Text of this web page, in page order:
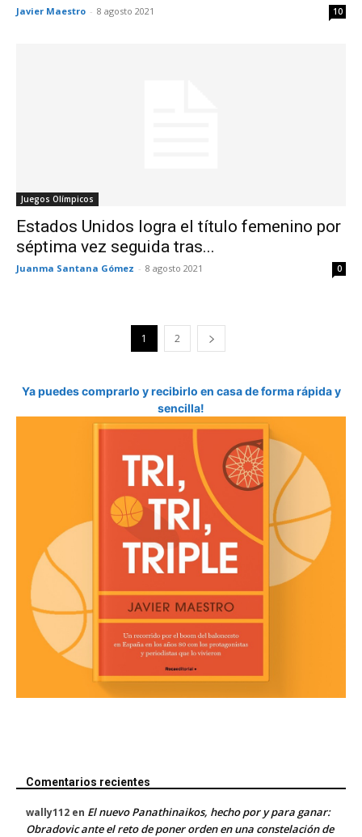
Javier Maestro - 8 agosto 2021 10
Juegos Olímpicos
Estados Unidos logra el título femenino por
séptima vez seguida tras...
Juanma Santana Gómez - 8 agosto 2021 0
1 2
Ya puedes comprarlo y recibirlo en casa de forma rápida y
sencilla!
Comentarios recientes
wally112 en El nuevo Panathinaikos, hecho por y para ganar:
Obradovic ante el reto de poner orden en una constelación de